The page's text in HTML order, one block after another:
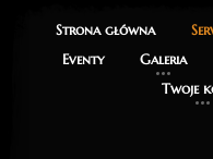
Strona główna
Eventy
Galeria
Twoje